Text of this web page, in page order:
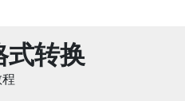
式转换